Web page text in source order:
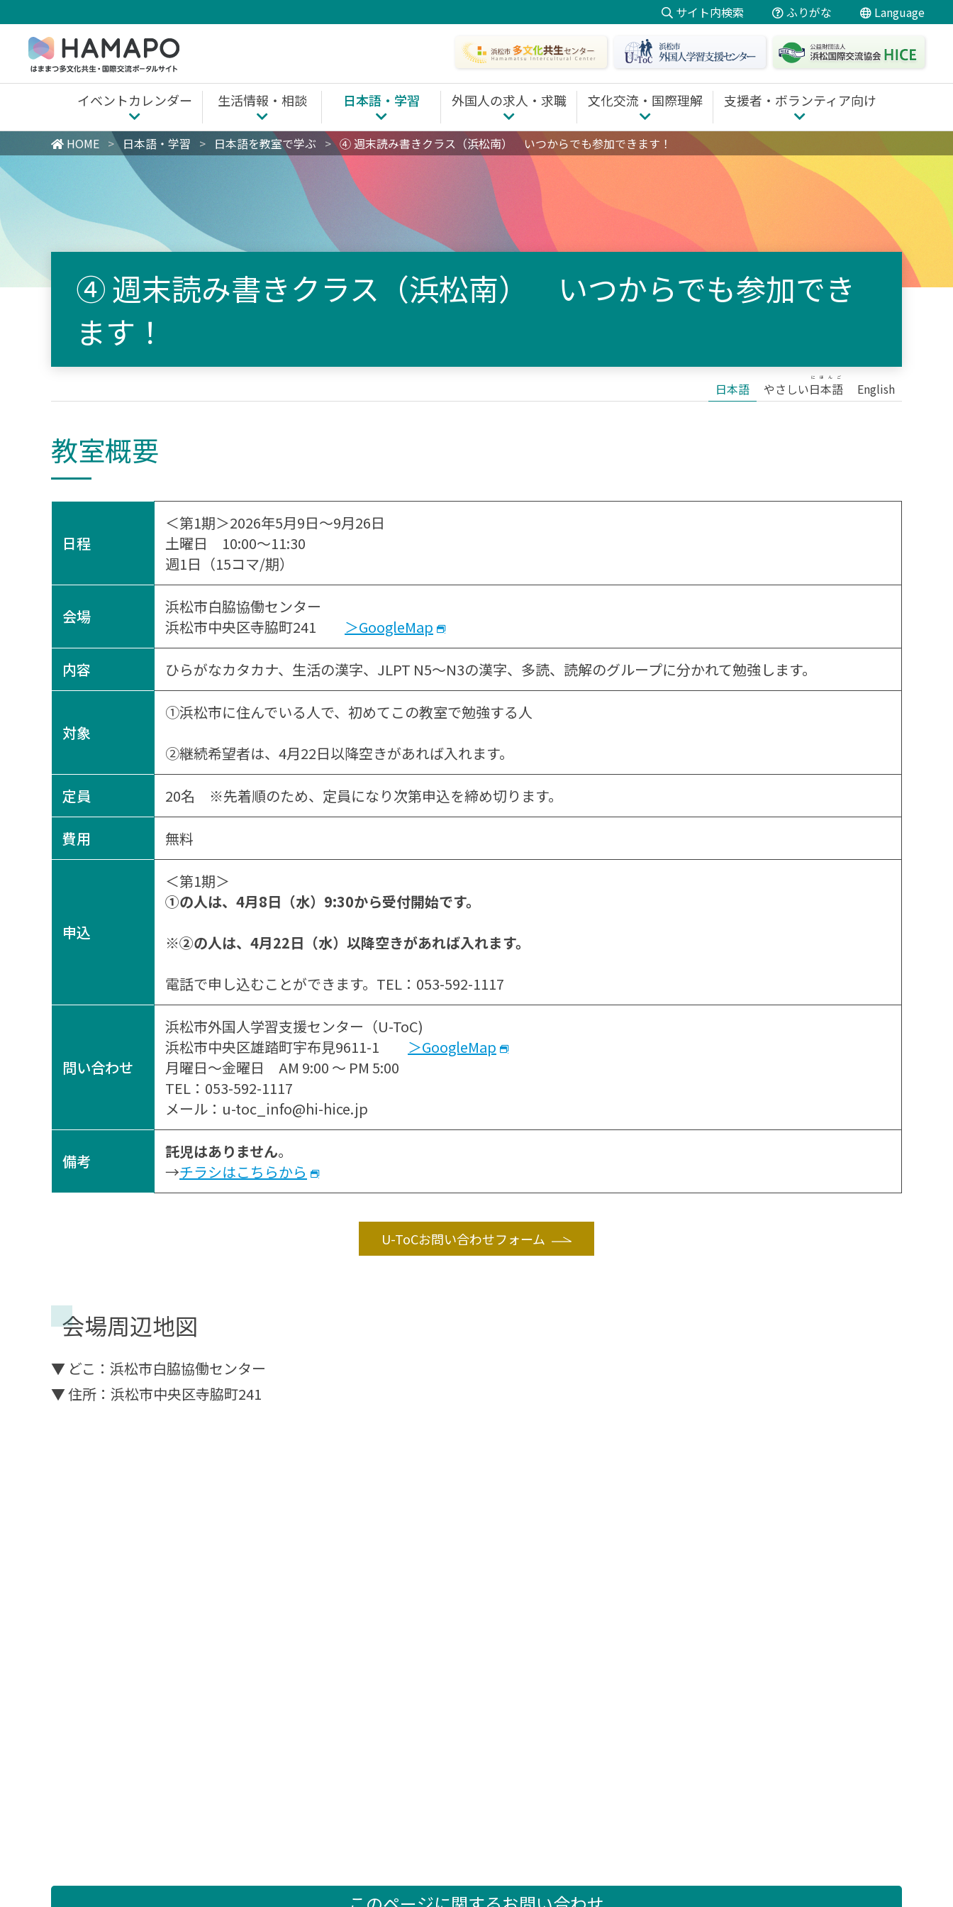
to
content
サイト内検索 ふりがな Language
日本語
やさしい日本語
にほんご
English
Português
Filipino
Tiếng Việt
Indonesia
イベントカレンダー 生活情報・相談
生活情報・相談 TOP
浜松市内の情報・相談
日本語・学習
日本語・学習 TOP
自分で学ぶ
HICE日本語能力試験（JLPT）助成事業
外国人の求人・求職
外国人の求人・求職 TOP
仕事を探す
職場定着サポート
文化交流・国際理解
文化交流・国際理解 TOP
国際理解・交流のための講座
国際交流イベント
ホームステイコーディネート
フェアトレード活動支援
市民グループ活動支援
支援者・ボランティア向け
支援者・ボランティア向け TOP
研修・養成講座のご案内
ボランティア活動
通訳・翻訳を依頼したい
教材・報告書ダウンロード
HOME > 日本語・学習 > 日本語を教室で学ぶ > ④ 週末読み書きクラス（浜松南） いつからでも参加できます！
④ 週末読み書きクラス（浜松南） いつからでも参加でき
ます！
日本語 やさしい日本語
にほんご
English
教室概要
日程
＜第1期＞2026年5月9日～9月26日
土曜日 10:00～11:30
週1日（15コマ/期）
会場
浜松市白脇協働センター
浜松市中央区寺脇町241 ＞GoogleMap
内容 ひらがなカタカナ、生活の漢字、JLPT N5～N3の漢字、多読、読解のグループに分かれて勉強します。
対象
①浜松市に住んでいる人で、初めてこの教室で勉強する人
②継続希望者は、4月22日以降空きがあれば入れます。
定員 20名 ※先着順のため、定員になり次第申込を締め切ります。
費用 無料
申込
＜第1期＞
①の人は、4月8日（水）9:30から受付開始です。
※②の人は、4月22日（水）以降空きがあれば入れます。
電話で申し込むことができます。TEL：053-592-1117
問い合わせ
浜松市外国人学習支援センター（U-ToC)
浜松市中央区雄踏町宇布見9611-1 ＞GoogleMap
月曜日～金曜日 AM 9:00 ～ PM 5:00
TEL：053-592-1117
メール：u-toc_info@hi-hice.jp
備考 託児はありません。
→チラシはこちらから
U-ToCお問い合わせフォーム
会場周辺地図
▼ どこ：浜松市白脇協働センター
▼ 住所：浜松市中央区寺脇町241